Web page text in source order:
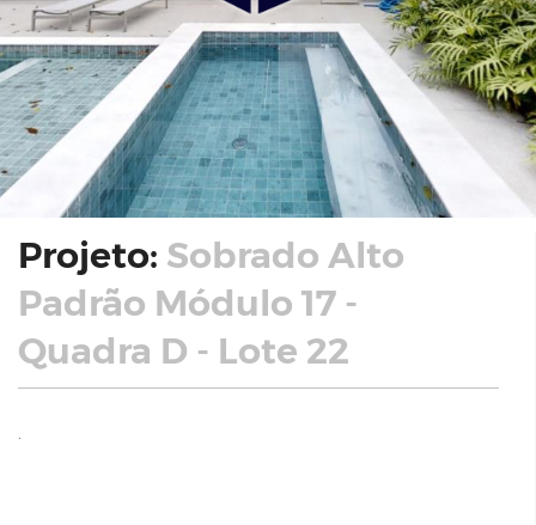
Projeto: Sobrado Alto
Padrão Módulo 17 -
Quadra D - Lote 22